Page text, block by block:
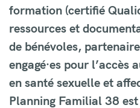
formation (certifié
ressources et
de bénévoles,
engagé·es pour l’accès
en santé sexuelle et
Planning Familial 38